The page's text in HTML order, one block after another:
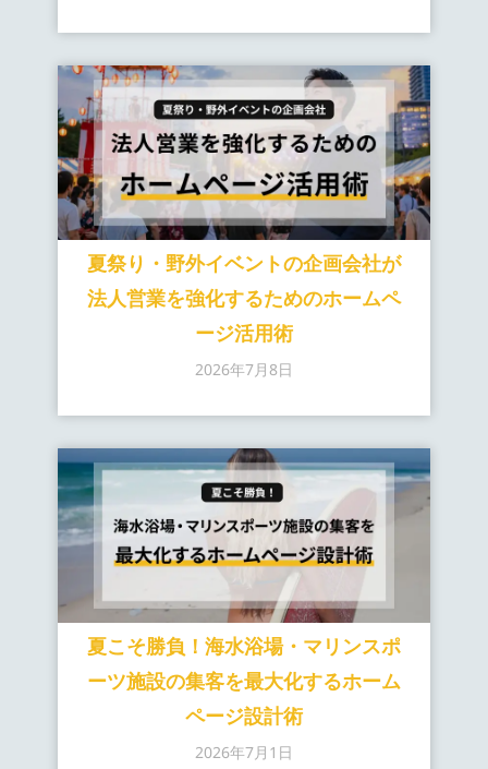
夏祭り・野外イベントの企画会社が
法人営業を強化するためのホームペ
ージ活用術
2026年7月8日
夏こそ勝負！海水浴場・マリンスポ
ーツ施設の集客を最大化するホーム
ページ設計術
2026年7月1日